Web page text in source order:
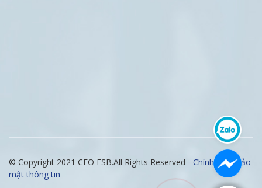
© Copyright 2021 CEO FSB.All Rights Reserved - Chính sách bảo
mật thông tin